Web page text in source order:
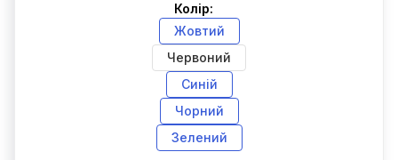
Колір:
Жовтий
Червоний
Синій
Чорний
Зелений